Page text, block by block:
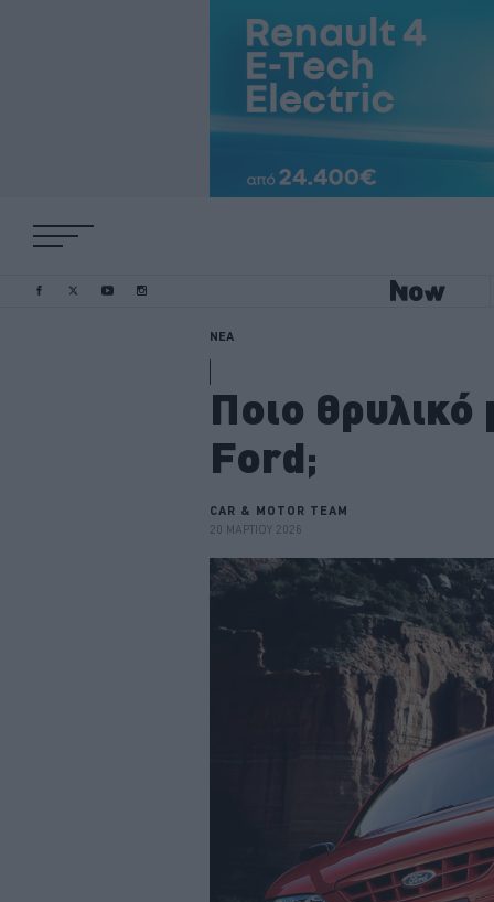
ΝΕΑ
Ποιο θρυλικό
Ford;
CAR & MOTOR TEAM
20 ΜΑΡΤΙΟΥ 2026